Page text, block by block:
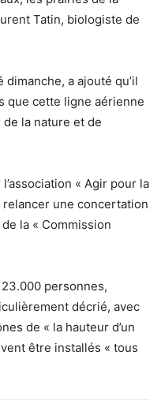
Tatin, biologiste de
a ajouté qu’il
que cette ligne aérienne
la nature et de
« Agir pour la
relancer une concertation
la « Commission
personnes,
décrié, avec
de « la hauteur d’un
être installés « tous